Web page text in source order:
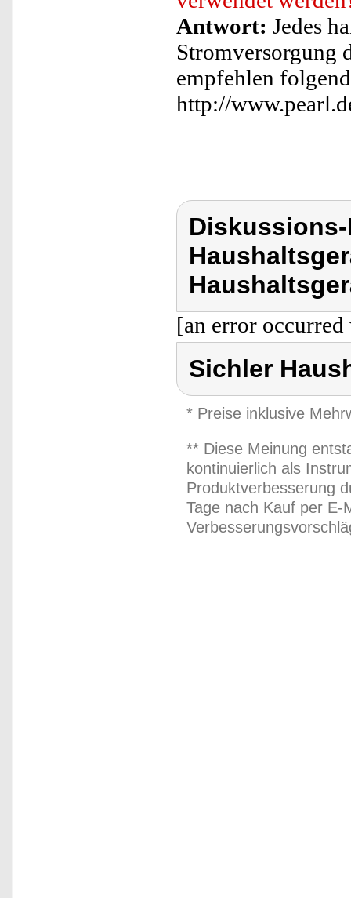
Antwort: Jedes
Stromversorgung
empfehlen
http://
[an error
Sichler
* Preise inklusive
** Diese Meinung
kontinuierlich als
Produktverbesserung
Tage nach Kauf per E-